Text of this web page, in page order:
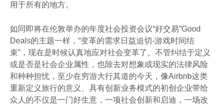
用于所有的地方。
如同即将在伦敦举办的年度社会投资会议“好交易”Good
Deals的主题一样，“变革的需求日益迫切-游戏时间结
束”，现在是时候认真地应对社会变革了。不管纠结于定义
或是否是社会企业属性，也除去对想象或现实的法律风险
和种种担忧，至少在穷游大行其道的今天，像Airbnb这类
重新定义旅行的意义、具有创新业务模式的初创企业带给
众人的不仅是一门好生意，一项社会创新和启迪，一场改